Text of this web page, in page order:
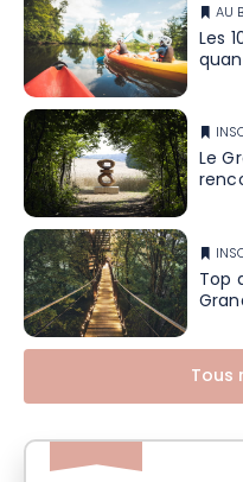
AU
Les
Le
Top
Tous